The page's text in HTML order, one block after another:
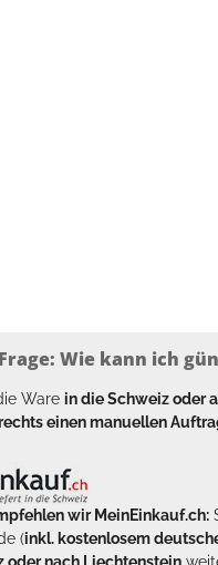
Wie kann ich
Ware in die Schweiz oder
einen manuellen
wir MeinEinkauf.ch:
(inkl. kostenlosem
oder nach Liechtenstein